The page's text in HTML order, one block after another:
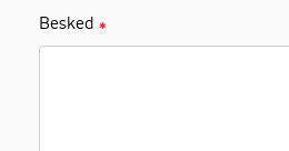
Besked ✱